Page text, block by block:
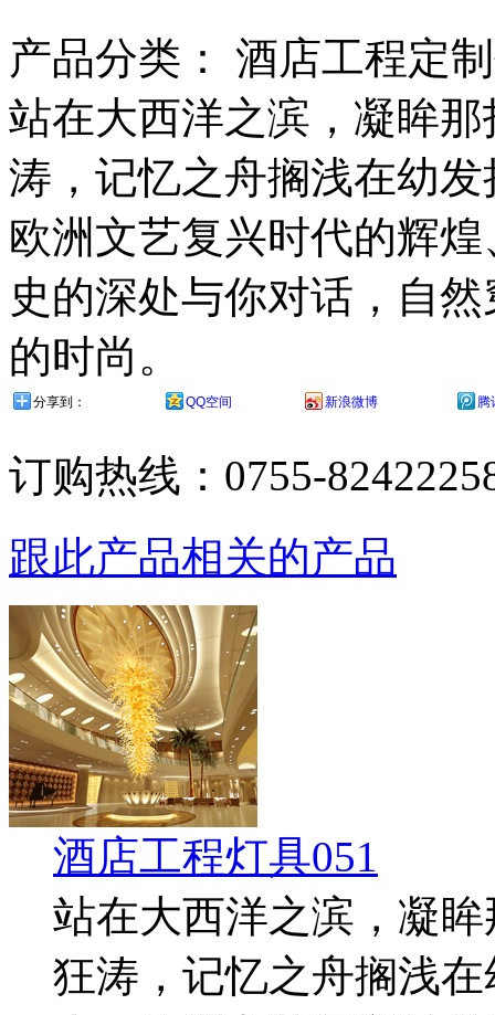
产品分类： 酒店工程定
站在大西洋之滨，凝眸
涛，记忆之舟搁浅在幼
欧洲文艺复兴时代的辉
史的深处与你对话，自
的时尚。
分享到： QQ空间 新浪微博 腾
订购热线： 0755-
跟此产品相关的产品
酒店工程灯具051
站在大西洋之滨，凝
狂涛，记忆之舟搁浅